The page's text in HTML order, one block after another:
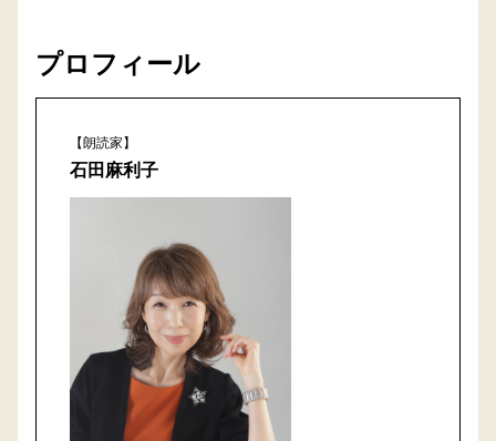
プロフィール
【朗読家】
石田麻利子